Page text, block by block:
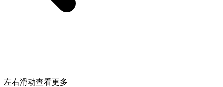
左右滑动查看更多